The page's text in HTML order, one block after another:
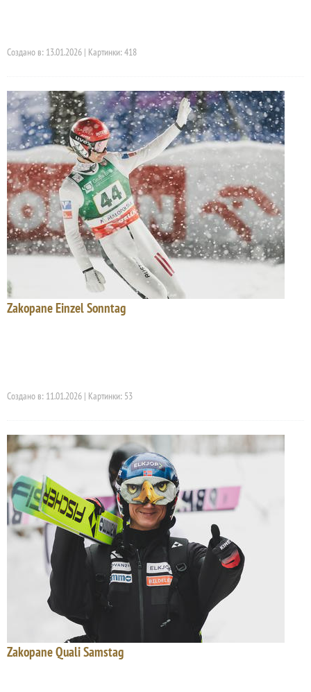
Создано в: 13.01.2026 | Картинки: 418
Zakopane Einzel Sonntag
Создано в: 11.01.2026 | Картинки: 53
Zakopane Quali Samstag